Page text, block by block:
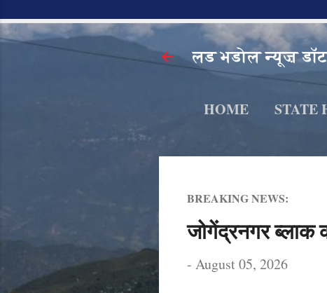
लड भडोल न्यूज़
HOME STATE
BREAKING NEWS:
जोगेंद्रनगर ब्लाक
- August 05, 2026